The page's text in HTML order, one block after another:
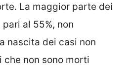
La maggior parte dei
al 55%, non
nascita dei casi non
che non sono morti